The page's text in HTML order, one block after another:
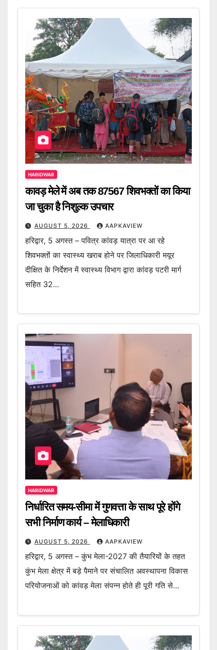
HARIDWAR
कावड़ मेले में अब तक 87567 शिवभक्तों का किया
जा चुका है निशुल्क उपचार
AUGUST 5, 2026 AAPKAVIEW
हरिद्वार, 5 अगस्त – पवित्र कांवड़ यात्रा पर आ रहे
शिवभक्तों का स्वास्थ्य खराब होने पर जिलाधिकारी मयूर
दीक्षित के निर्देशन में स्वास्थ्य विभाग द्वारा कांवड़ पटरी मार्ग
सहित 32…
HARIDWAR
निर्धारित समय-सीमा में गुणवत्ता के साथ पूरे होंगे
सभी निर्माण कार्य – मेलाधिकारी
AUGUST 5, 2026 AAPKAVIEW
हरिद्वार, 5 अगस्त – कुंभ मेला-2027 की तैयारियों के तहत
कुंभ मेला क्षेत्र में बड़े पैमाने पर संचालित अवस्थापना विकास
परियोजनाओं को कांवड़ मेला संपन्न होते ही पूरी गति से…